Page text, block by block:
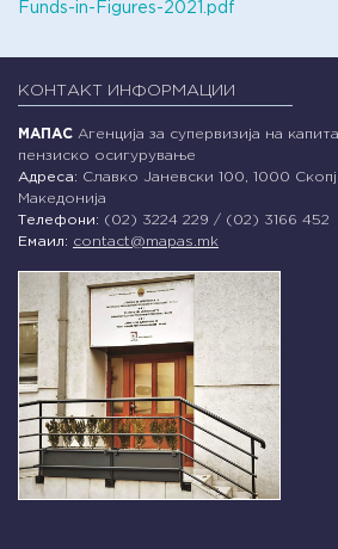
Funds-in-Figures-2021.pdf
КОНТАКТ ИНФОРМАЦИИ
МАПАС Агенција за супервизија на
пензиско осигурување
Адреса: Славко Јаневски 100, 1000
Македонија
Телефони: (02) 3224 229 / (02) 3166 452
Емаил: contact@mapas.mk